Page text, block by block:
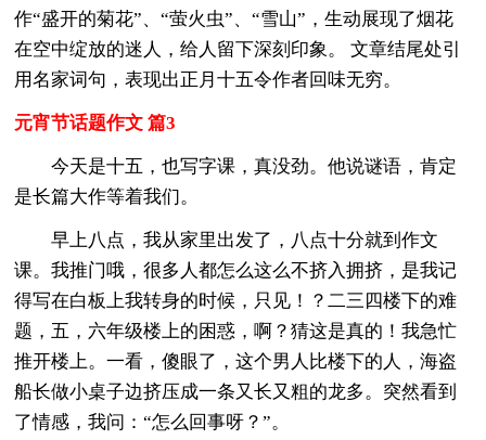
作“盛开的菊花”、“萤火虫”、“雪山”，生动展现了烟花
在空中绽放的迷人，给人留下深刻印象。 文章结尾处引
用名家词句，表现出正月十五令作者回味无穷。
元宵节话题作文 篇3
今天是十五，也写字课，真没劲。他说谜语，肯定
是长篇大作等着我们。
早上八点，我从家里出发了，八点十分就到作文
课。我推门哦，很多人都怎么这么不挤入拥挤，是我记
得写在白板上我转身的时候，只见！？二三四楼下的难
题，五，六年级楼上的困惑，啊？猜这是真的！我急忙
推开楼上。一看，傻眼了，这个男人比楼下的人，海盗
船长做小桌子边挤压成一条又长又粗的龙多。突然看到
了情感，我问：“怎么回事呀？”。